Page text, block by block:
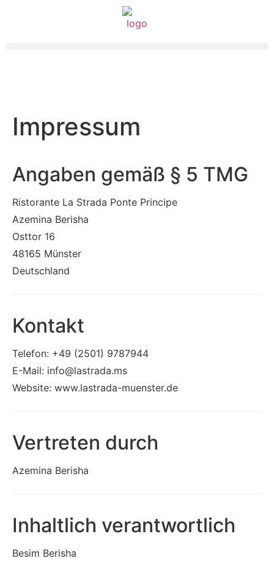
Impressum
Angaben gemäß § 5 TMG
Ristorante La Strada Ponte Principe
Azemina Berisha
Osttor 16
48165 Münster
Deutschland
Kontakt
Telefon: +49 (2501) 9787944
E-Mail: info@lastrada.ms
Website: www.lastrada-muenster.de
Vertreten durch
Azemina Berisha
Inhaltlich verantwortlich
Besim Berisha